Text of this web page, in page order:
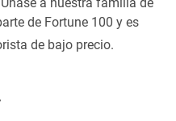
de Fortune 100 y es
de bajo precio.